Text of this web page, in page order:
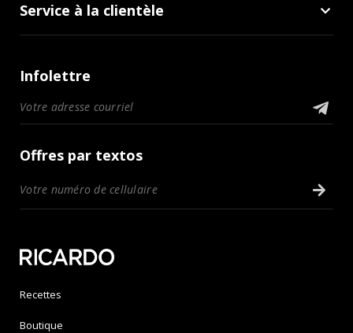
Service à la clientèle
Infolettre
Offres par textos
Recettes
Boutique